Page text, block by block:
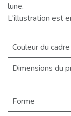
lune.
L'illustration est
Couleur du cadre
Dimensions du
Forme